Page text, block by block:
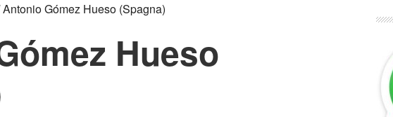
Antonio Gómez Hueso (Spagna)
Hueso